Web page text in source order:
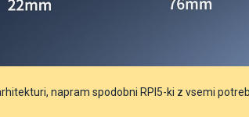
napram spodobni RPI5-ki z vsemi